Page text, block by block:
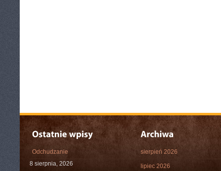
Odchudzanie
8 sierpnia, 2026
sierpień 2026
lipiec 2026